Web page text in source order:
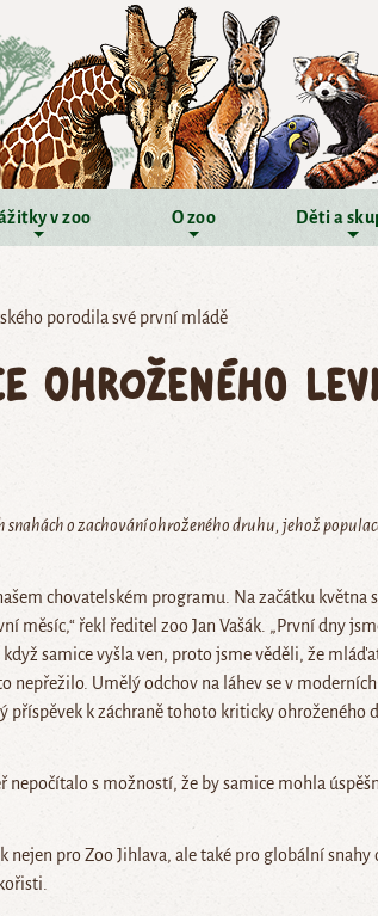
v zoo O zoo Děti a
porodila své první mládě
ohroženého
o zachování ohroženého druhu, jehož
chovatelském programu. Na začátku května
měsíc,“ řekl ředitel zoo Jan Vašák. „První dny
samice vyšla ven, proto jsme věděli, že
Umělý odchov na láhev se v
příspěvek k záchraně tohoto kriticky
nepočítalo s možností, že by samice mohla
pro Zoo Jihlava, ale také pro globální